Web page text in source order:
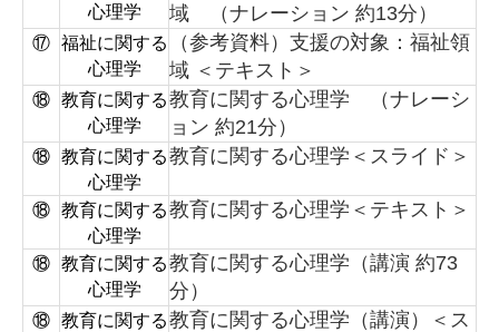
心理学
域 （ナレーション 約13分）
⑰ 福祉に関する
心理学
（参考資料）支援の対象：福祉領
域 ＜テキスト＞
⑱ 教育に関する
心理学
教育に関する心理学 （ナレーシ
ョン 約21分）
⑱ 教育に関する
心理学
教育に関する心理学＜スライド＞
⑱ 教育に関する
心理学
教育に関する心理学＜テキスト＞
⑱ 教育に関する
心理学
教育に関する心理学（講演 約73
分）
⑱ 教育に関する教育に関する心理学（講演）＜ス